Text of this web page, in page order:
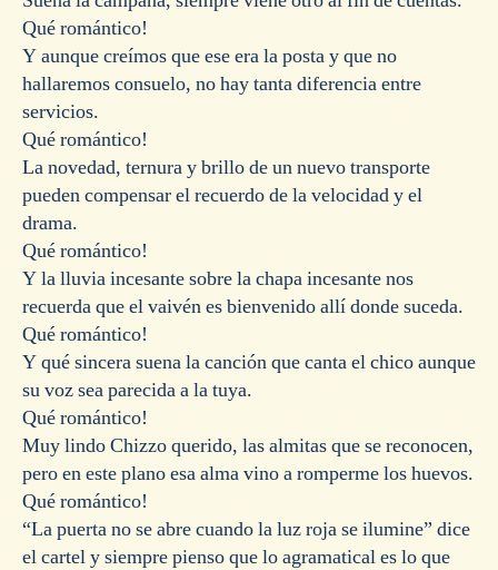
Qué romántico!
Y aunque creímos que ese era la posta y que no
hallaremos consuelo, no hay tanta diferencia entre
servicios.
Qué romántico!
La novedad, ternura y brillo de un nuevo transporte
pueden compensar el recuerdo de la velocidad y el
drama.
Qué romántico!
Y la lluvia incesante sobre la chapa incesante nos
recuerda que el vaivén es bienvenido allí donde suceda.
Qué romántico!
Y qué sincera suena la canción que canta el chico aunque
su voz sea parecida a la tuya.
Qué romántico!
Muy lindo Chizzo querido, las almitas que se reconocen,
pero en este plano esa alma vino a romperme los huevos.
Qué romántico!
“La puerta no se abre cuando la luz roja se ilumine” dice
el cartel y siempre pienso que lo agramatical es lo que